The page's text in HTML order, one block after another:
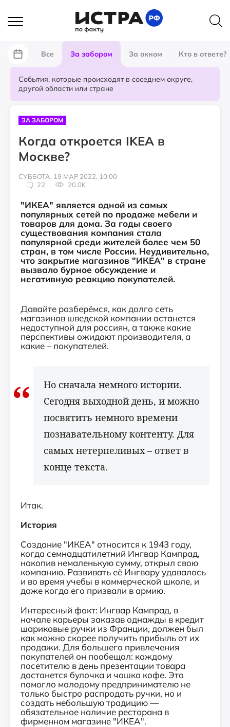
Все За забором За окном Кто в ответе?
События, которые происходят в соседнем округе,
другой области или стране
ЗА ЗАБОРОМ
Когда откроется IKEA в
Москве?
СУББОТА, 19 МАР 2022, 10:00
22
20.0K
"ИКЕА" является одной из самых
популярных сетей по продаже мебели и
товаров для дома. За годы своего
существования компания стала
популярной среди жителей более чем 50
стран, в том числе России. Неудивительно,
что закрытие магазинов "ИКЕА" в стране
вызвало бурное обсуждение и
негативную реакцию покупателей.
Давайте разберёмся, как долго сеть
магазинов шведской компании останется
недоступной для россиян, а также какие
перспективы ожидают производителя, а
какие – покупателей.
Но сначала немного истории.
Сегодня выходной день, и можно
посвятить немного времени
познавательному контенту. Для
самых нетерпеливых – ответ в
конце текста.
Итак.
История
Создание "ИКЕА" относится к 1943 году,
когда семнадцатилетний Ингвар Кампрад,
накопив немаленькую сумму, открыл свою
компанию. Развивать её Ингвару удавалось
и во время учебы в коммерческой школе, и
даже когда его призвали в армию.
Интересный факт: Ингвар Кампрад, в
начале карьеры заказав однажды в кредит
шариковые ручки из Франции, должен был
как можно скорее получить прибыль от их
продажи. Для большего привлечения
покупателей он пообещал: каждому
посетителю в день презентации товара
достанется булочка и чашка кофе. Это
помогло молодому предпринимателю не
только быстро распродать ручки, но и
создать небольшую традицию —
обязательное наличие ресторана в
фирменном магазине "ИКЕА".